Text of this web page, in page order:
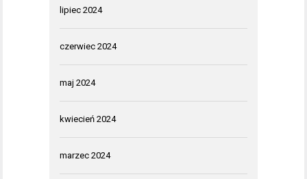
lipiec 2024
czerwiec 2024
maj 2024
kwiecień 2024
marzec 2024